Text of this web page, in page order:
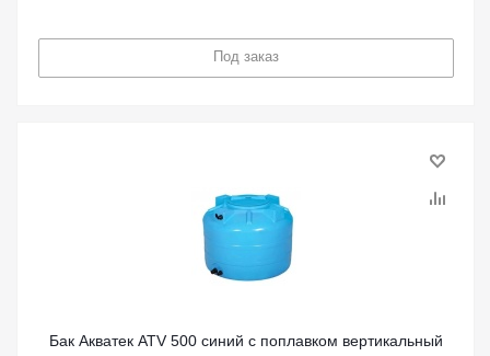
Под заказ
Бак Акватек ATV 500 синий с поплавком вертикальный